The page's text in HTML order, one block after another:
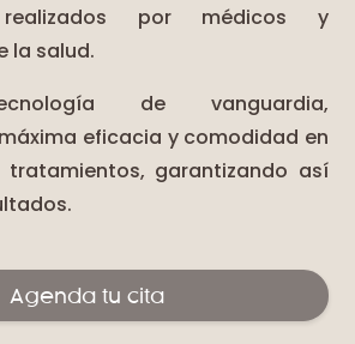
por médicos y
la salud.
de vanguardia,
eficacia y comodidad en
tratamientos, garantizando así
Agenda tu cita